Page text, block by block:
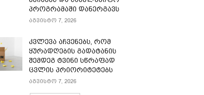
პროგრამაში დანერგავს
აგვისტო 7, 2026
კვლევა აჩვენებს, რომ
ყურადღების გადატანის
შემდეგ ტვინი სწრაფად
ცვლის პრიორიტეტებს
აგვისტო 7, 2026